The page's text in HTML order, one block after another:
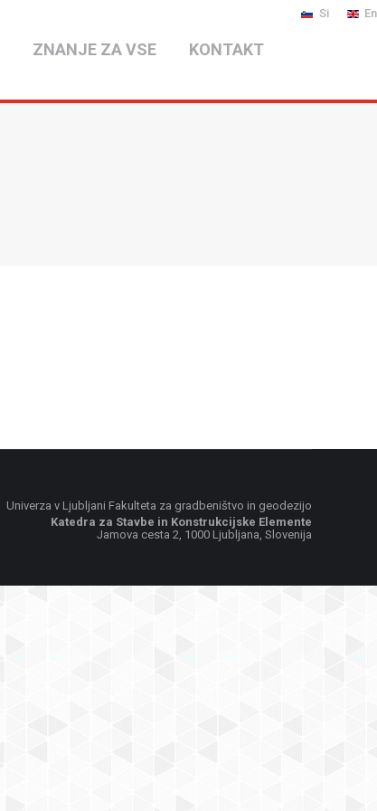
Si En
ZNANJE ZA VSE KONTAKT
Univerza v Ljubljani Fakulteta za gradbeništvo in geodezijo
Katedra za Stavbe in Konstrukcijske Elemente
Jamova cesta 2, 1000 Ljubljana, Slovenija